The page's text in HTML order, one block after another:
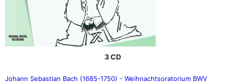
3 CD
Johann Sebastian Bach (1685-1750) - Weihnachtsoratorium BWV